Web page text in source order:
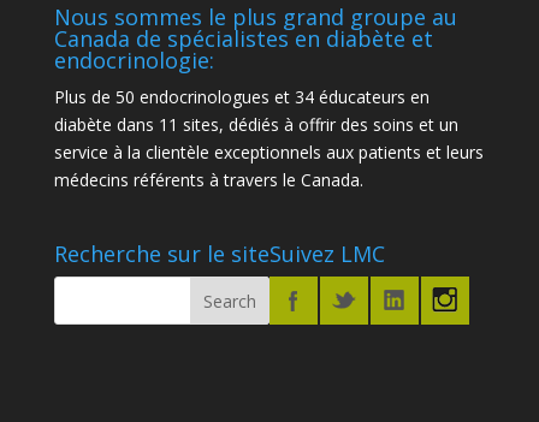
Nous sommes le plus grand groupe au
Canada de spécialistes en diabète et
endocrinologie:
Plus de 50 endocrinologues et 34 éducateurs en
diabète dans 11 sites, dédiés à offrir des soins et un
service à la clientèle exceptionnels aux patients et leurs
médecins référents à travers le Canada.
Recherche sur le siteSuivez LMC